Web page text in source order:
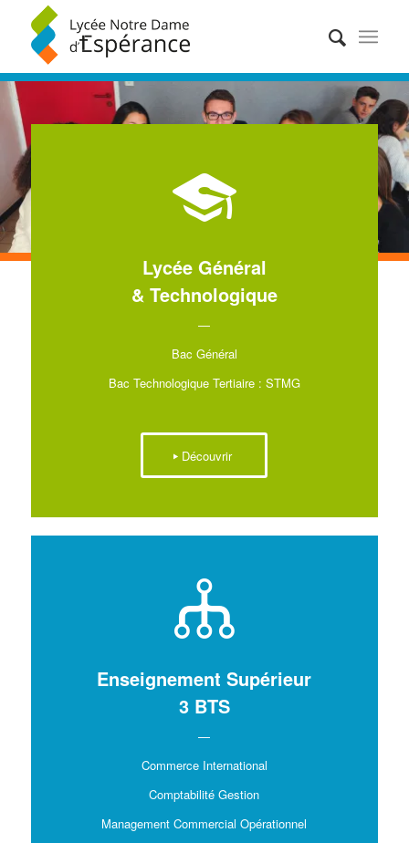
Lycée Général
& Technologique
—
Bac Général
Bac Technologique Tertiaire : STMG
Découvrir
Enseignement Supérieur
3 BTS
—
Commerce International
Comptabilité Gestion
Management Commercial Opérationnel